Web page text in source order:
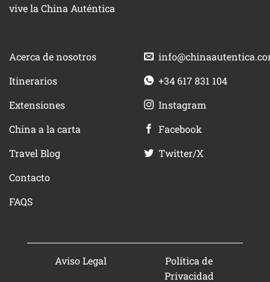
vive la China Auténtica
Acerca de nosotros
Itinerarios
Extensiones
China a la carta
Travel Blog
Contacto
FAQS
+34 617 831 104
Instagram
Facebook
Twitter/X
Aviso Legal
Política de
Privacidad